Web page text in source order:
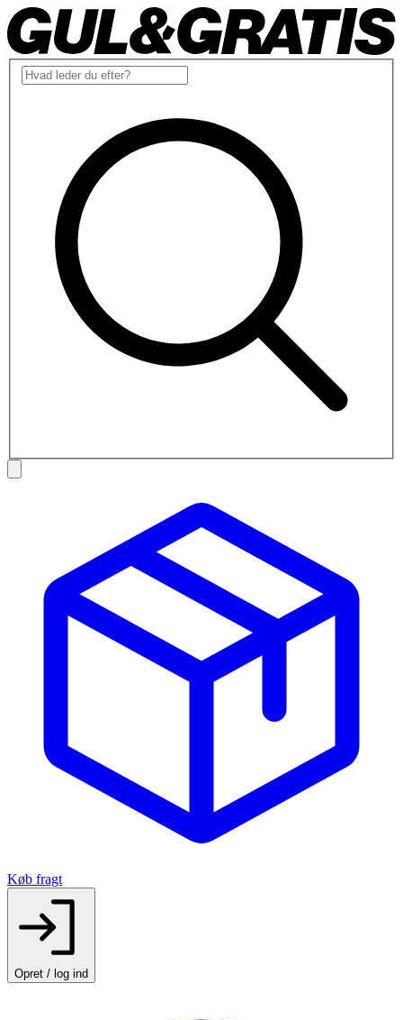
Køb fragt
Opret / log ind